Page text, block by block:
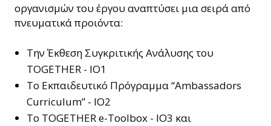
οργανισμών του έργου αναπτύσει μια σειρά από
πνευματικά προιόντα:
Την Έκθεση Συγκριτικής Ανάλυσης του
TOGETHER - ΙΟ1
Το Εκπαιδευτικό Πρόγραμμα “Ambassadors
Curriculum” - IO2
To TOGETHER e-Toolbox - IO3 και